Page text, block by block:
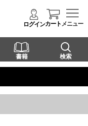
ログインカートメニュー
書籍 検索